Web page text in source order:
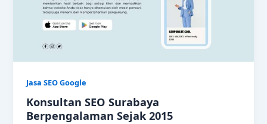
Jasa SEO Google
Konsultan SEO Surabaya
Berpengalaman Sejak 2015